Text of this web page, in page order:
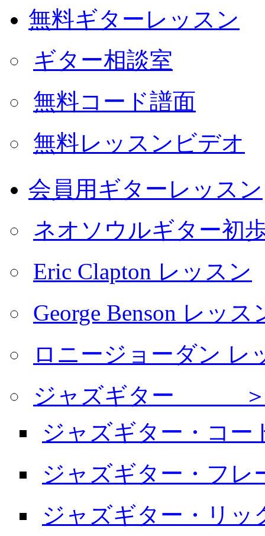
無料ギターレッスン
ギター相談室
無料コード譜面
無料レッスンビデオ
会員用ギターレッスン
ネオソウルギター初
Eric Clapton レッスン
George Benson レッス
ロニージョーダン レ
ジャズギター ＞
ジャズギター・コー
ジャズギター・フレ
ジャズギター・リッ